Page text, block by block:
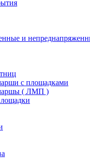
и
с площадками
( ЛМП )